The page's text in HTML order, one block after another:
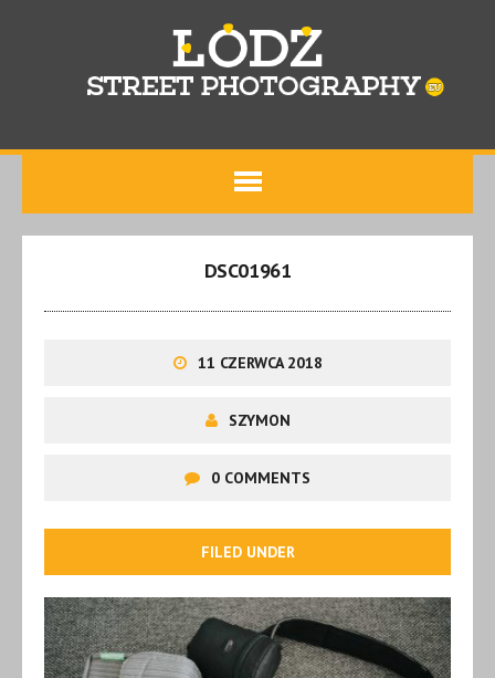
DSC01961
11 CZERWCA 2018
SZYMON
0 COMMENTS
FILED UNDER